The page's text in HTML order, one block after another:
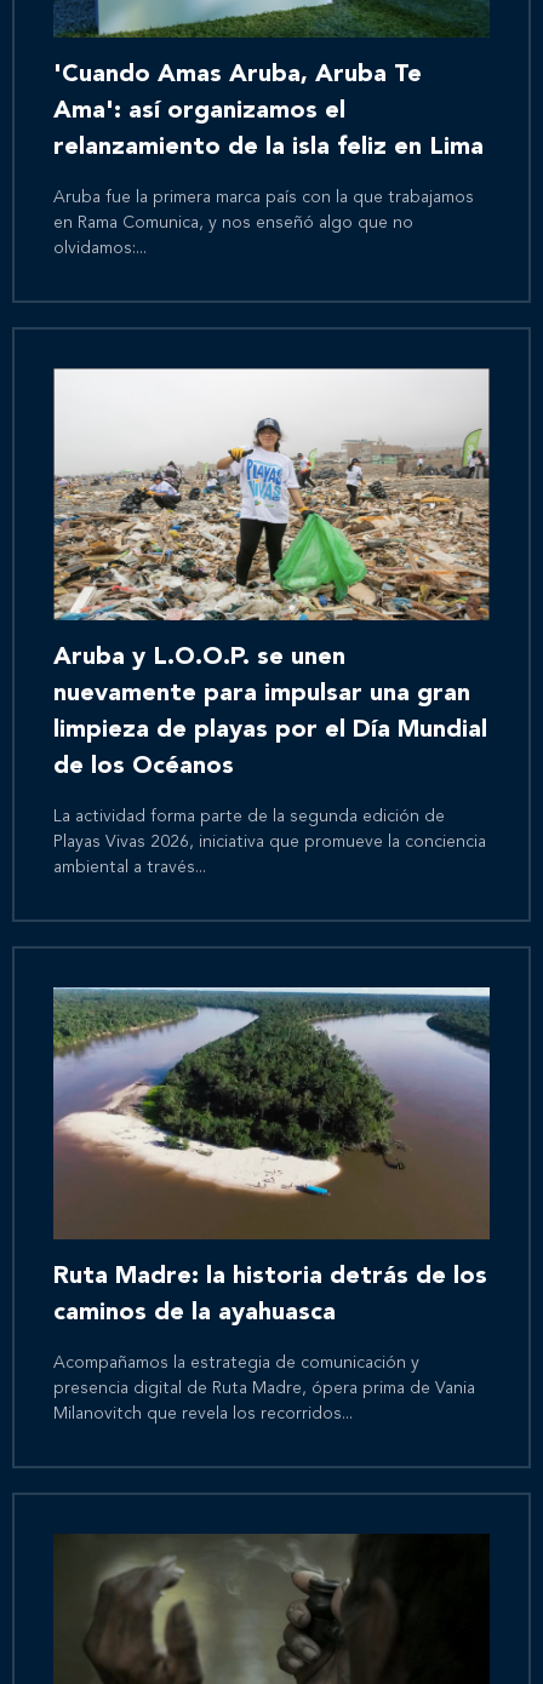
'Cuando Amas Aruba, Aruba Te
Ama': así organizamos el
relanzamiento de la isla feliz en Lima
Aruba fue la primera marca país con la que trabajamos
en Rama Comunica, y nos enseñó algo que no
olvidamos:...
Aruba y L.O.O.P. se unen
nuevamente para impulsar una gran
limpieza de playas por el Día Mundial
de los Océanos
La actividad forma parte de la segunda edición de
Playas Vivas 2026, iniciativa que promueve la conciencia
ambiental a través...
Ruta Madre: la historia detrás de los
caminos de la ayahuasca
Acompañamos la estrategia de comunicación y
presencia digital de Ruta Madre, ópera prima de Vania
Milanovitch que revela los recorridos...